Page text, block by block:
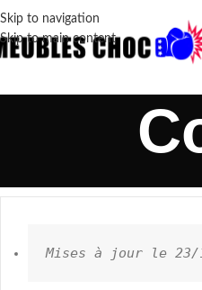
Skip to navigation
Skip to main content
Mises à jour le 23/